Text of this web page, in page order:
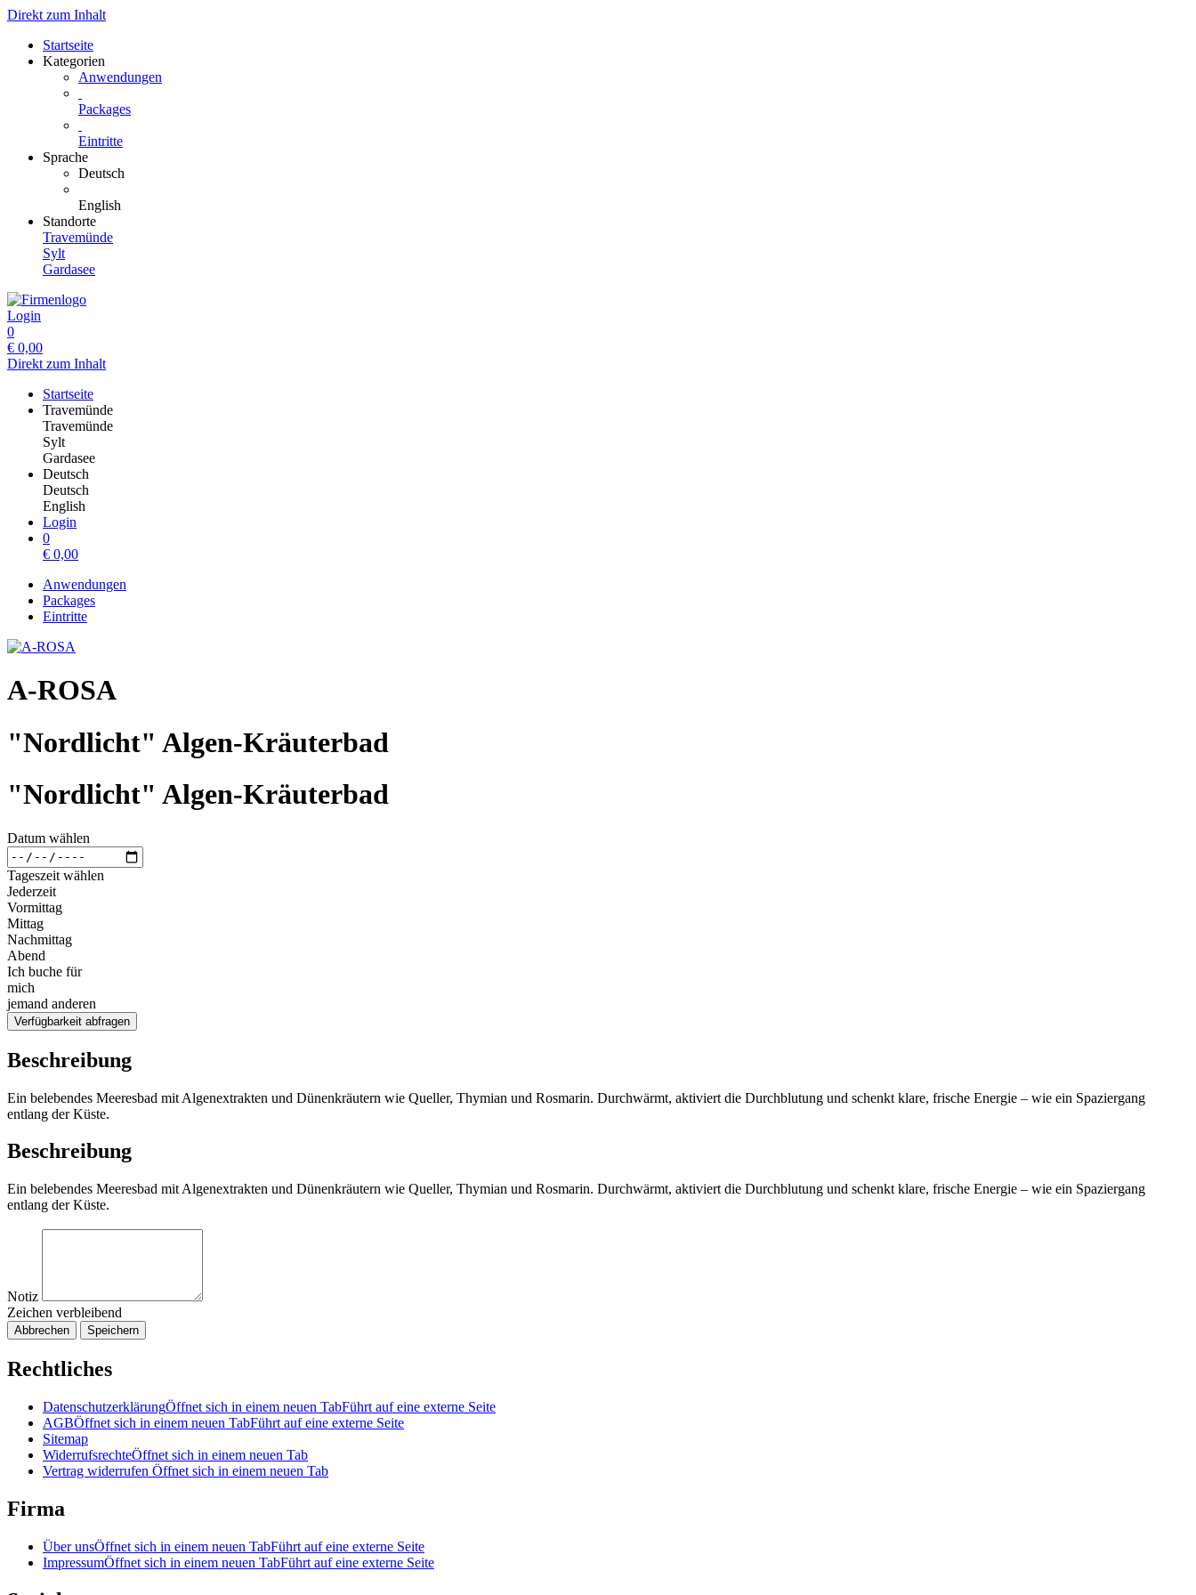
Direkt zum Inhalt
Startseite
Kategorien
Anwendungen
Packages
Eintritte
Sprache
Deutsch
English
Standorte
Travemünde
Sylt
Gardasee
Login
0
€ 0,00
Direkt zum Inhalt
Startseite
Travemünde
Travemünde
Sylt
Gardasee
Deutsch
Deutsch
English
Login
0
€ 0,00
Anwendungen
Packages
Eintritte
A-ROSA
"Nordlicht" Algen-Kräuterbad
"Nordlicht" Algen-Kräuterbad
Datum wählen
Tageszeit wählen
Jederzeit
Vormittag
Mittag
Nachmittag
Abend
Ich buche für
mich
jemand anderen
Verfügbarkeit abfragen
Beschreibung
Ein belebendes Meeresbad mit Algenextrakten und Dünenkräutern wie Queller, Thymian und Rosmarin. Durchwärmt, aktiviert die Durchblutung und schenkt klare, frische Energie – wie ein Spaziergang
entlang der Küste.
Beschreibung
Ein belebendes Meeresbad mit Algenextrakten und Dünenkräutern wie Queller, Thymian und Rosmarin. Durchwärmt, aktiviert die Durchblutung und schenkt klare, frische Energie – wie ein Spaziergang
entlang der Küste.
Notiz
Zeichen verbleibend
Abbrechen Speichern
Rechtliches
DatenschutzerklärungÖffnet sich in einem neuen TabFührt auf eine externe Seite
AGBÖffnet sich in einem neuen TabFührt auf eine externe Seite
Sitemap
WiderrufsrechteÖffnet sich in einem neuen Tab
Vertrag widerrufen Öffnet sich in einem neuen Tab
Firma
Über unsÖffnet sich in einem neuen TabFührt auf eine externe Seite
ImpressumÖffnet sich in einem neuen TabFührt auf eine externe Seite